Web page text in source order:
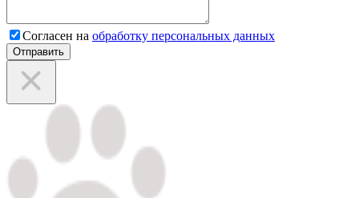
Согласен на обработку персональных данных
Отправить